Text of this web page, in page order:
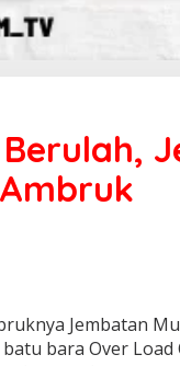
Jembatan
bara Over Load